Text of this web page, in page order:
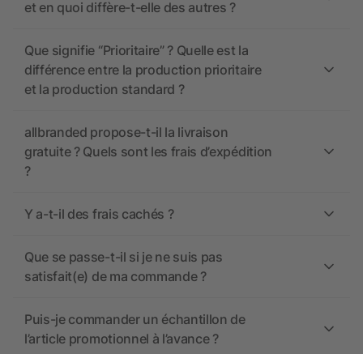
et en quoi diffère-t-elle des autres ?
Que signifie “Prioritaire” ? Quelle est la
différence entre la production prioritaire
et la production standard ?
allbranded propose-t-il la livraison
gratuite ? Quels sont les frais d’expédition
?
Y a-t-il des frais cachés ?
Que se passe-t-il si je ne suis pas
satisfait(e) de ma commande ?
Puis-je commander un échantillon de
l’article promotionnel à l’avance ?